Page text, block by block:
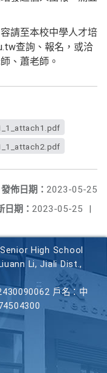
請至本校中學人才培
查詢、報名，或洽
、蕭老師。
發佈日期： 2023-05-25
日期： 2023-05-25 |
High School
Li, Jiali Dist.,
戶名：中